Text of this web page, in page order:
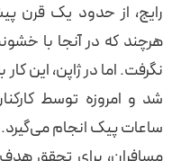
رایج، از حدود یک قرن
هرچند که در آنجا با
نگرفت. اما در ژاپن، این
شد و امروزه توسط
ساعات پیک انجام